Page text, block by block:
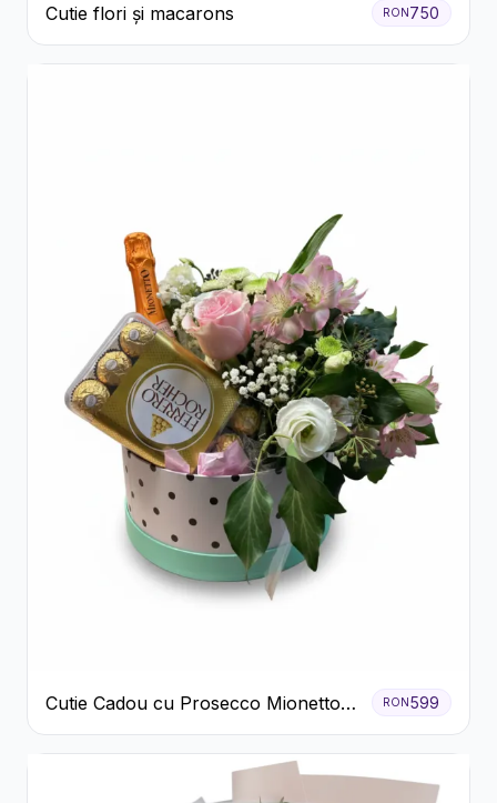
Cutie flori și macarons RON750
Cutie Cadou cu Prosecco Mionetto
Ferrero Rocher și Flori Pastelate
RON 599